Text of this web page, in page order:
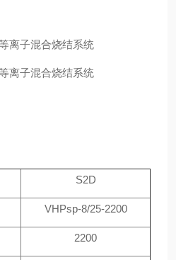
S2D
VHPsp-8/25-2200
2200